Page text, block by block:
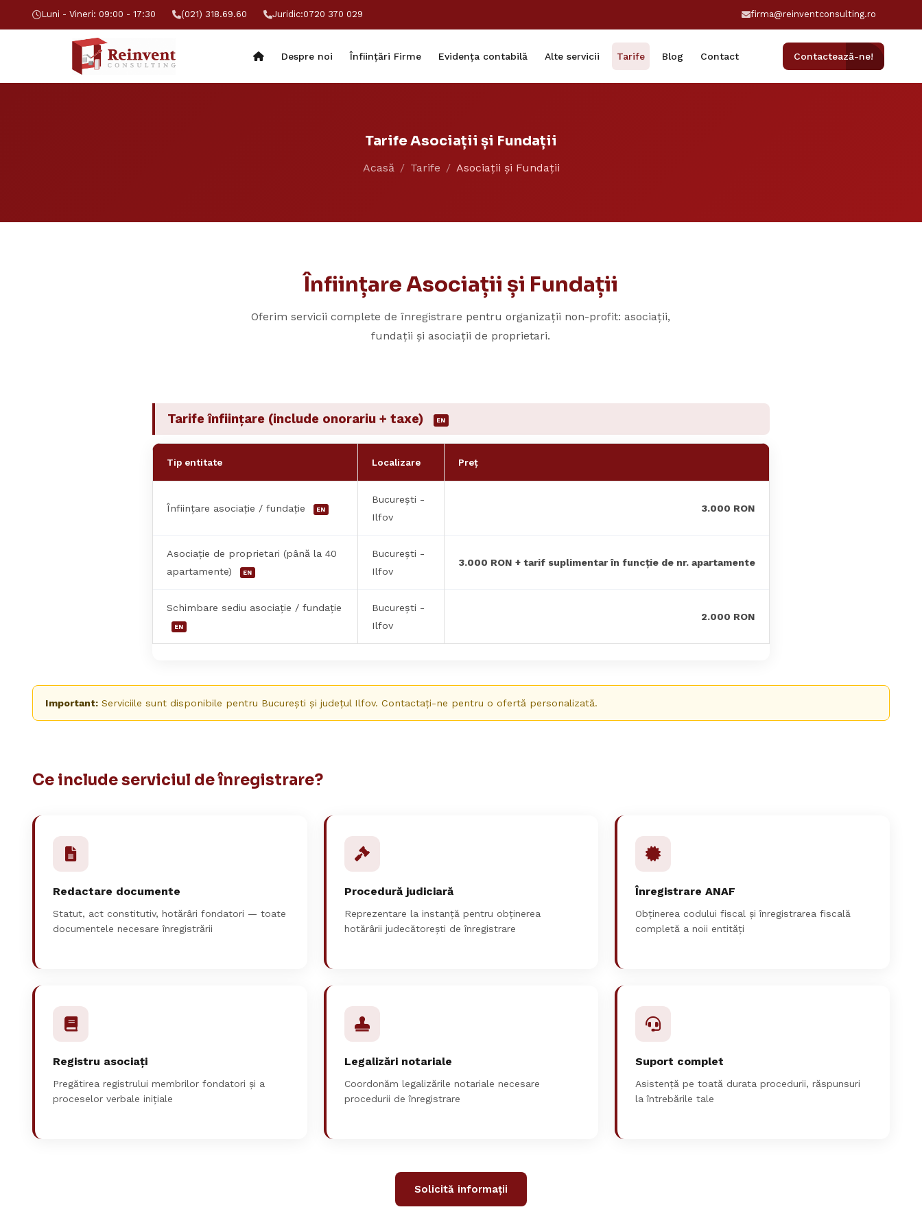
Luni - Vineri: 09:00 - 17:30 (021) 318.69.60 Juridic:0720 370 029 firma@reinventconsulting.ro
Despre noi Înființări Firme Evidența contabilă Alte servicii Tarife Blog Contact Contactează-ne!
Tarife Asociații și Fundații
Acasă Tarife Asociații și Fundații
Înființare Asociații și Fundații
Oferim servicii complete de înregistrare pentru organizații non-profit: asociații,
fundații și asociații de proprietari.
Tarife înființare (include onorariu + taxe) EN
Tip entitate Localizare Preț
Înființare asociație / fundație EN
București -
Ilfov
3.000 RON
Asociație de proprietari (până la 40
apartamente)
EN
București -
Ilfov
3.000 RON + tarif suplimentar în funcție de nr. apartamente
Schimbare sediu asociație / fundație
EN
București -
Ilfov
2.000 RON
Important: Serviciile sunt disponibile pentru București și județul Ilfov. Contactați-ne pentru o ofertă personalizată.
Ce include serviciul de înregistrare?
Redactare documente
Statut, act constitutiv, hotărâri fondatori — toate
documentele necesare înregistrării
Procedură judiciară
Reprezentare la instanță pentru obținerea
hotărârii judecătorești de înregistrare
Înregistrare ANAF
Obținerea codului fiscal și înregistrarea fiscală
completă a noii entități
Registru asociați
Pregătirea registrului membrilor fondatori și a
proceselor verbale inițiale
Legalizări notariale
Coordonăm legalizările notariale necesare
procedurii de înregistrare
Suport complet
Asistență pe toată durata procedurii, răspunsuri
la întrebările tale
Solicită informații